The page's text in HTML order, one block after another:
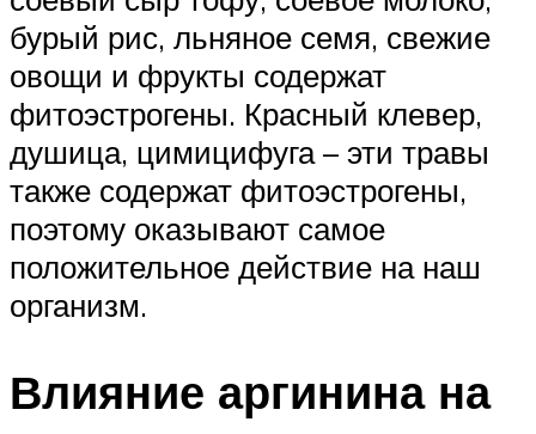
бурый рис, льняное семя, свежие
овощи и фрукты содержат
фитоэстрогены. Красный клевер,
душица, цимицифуга – эти травы
также содержат фитоэстрогены,
поэтому оказывают самое
положительное действие на наш
организм.
Влияние аргинина на